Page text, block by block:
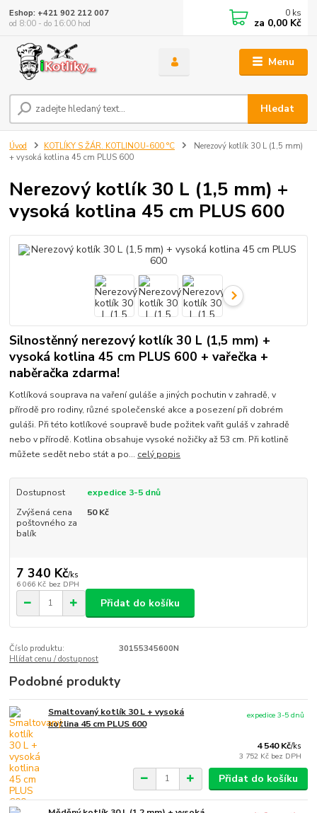
Menu
Hledat
Eshop: +421 902 212 007
od 8:00 - do 16:00 hod
0 ks
za 0,00 Kč
Úvod KOTLÍKY S ŽÁR. KOTLINOU-600 °C
Nerezový kotlík 30 L (1,5 mm)
+ vysoká kotlina 45 cm PLUS 600
Nerezový kotlík 30 L (1,5 mm) +
vysoká kotlina 45 cm PLUS 600
Silnostěnný nerezový kotlík 30 L (1,5 mm) +
vysoká kotlina 45 cm PLUS 600 + vařečka +
naběračka zdarma!
Kotlíková souprava na vaření guláše a jiných pochutin v zahradě, v
přírodě pro rodiny, různé společenské akce a posezení při dobrém
guláši. Při této kotlíkové soupravě bude požitek vařit guláš v zahradě
nebo v přírodě. Kotlina obsahuje vysoké nožičky až 53 cm. Při kotlině
můžete sedět nebo stát a po... celý popis
Dostupnost
expedice 3-5 dnů
Zvýšená cena
poštovného za
balík
50 Kč
7 340 Kč/ks
6 066 Kč bez DPH
Přidat do košíku
Číslo produktu:
30155345600N
Hlídat cenu / dostupnost
Podobné produkty
Smaltovaný kotlík 30 L + vysoká
kotlina 45 cm PLUS 600
4 540 Kč/ks
3 752 Kč bez DPH
expedice 3-5 dnů
Přidat do košíku